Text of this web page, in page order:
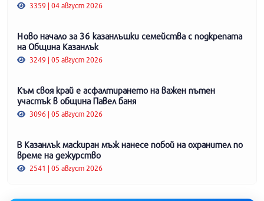
3359 | 04 август 2026
Ново начало за 36 казанлъшки семейства с подкрепата
на Община Казанлък
3249 | 05 август 2026
Към своя край е асфалтирането на важен пътен
участък в община Павел баня
3096 | 05 август 2026
В Казанлък маскиран мъж нанесе побой на охранител по
време на дежурство
2541 | 05 август 2026